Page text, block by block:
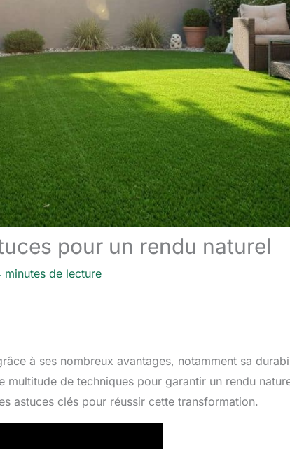
pour un rendu naturel
minutes de lecture
à ses nombreux avantages, notamment sa
de techniques pour garantir un rendu
astuces clés pour réussir cette transformation.